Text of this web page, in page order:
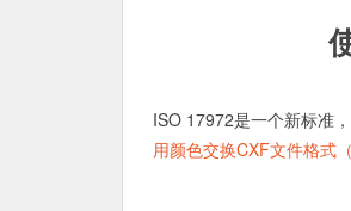
ISO 17972是一个新标准
用颜色交换CXF文件格式